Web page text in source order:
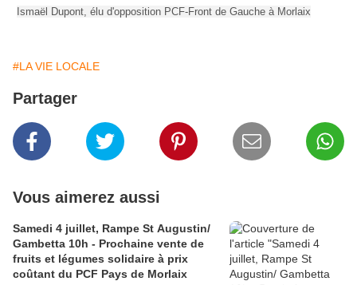
Ismaël Dupont, élu d'opposition PCF-Front de Gauche à Morlaix
#LA VIE LOCALE
Partager
Vous aimerez aussi
Samedi 4 juillet, Rampe St Augustin/
Gambetta 10h - Prochaine vente de
fruits et légumes solidaire à prix
coûtant du PCF Pays de Morlaix